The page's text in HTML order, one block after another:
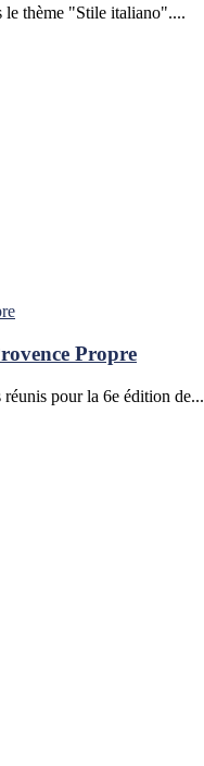
le thème "Stile italiano"....
Propre
pour la 6e édition de...